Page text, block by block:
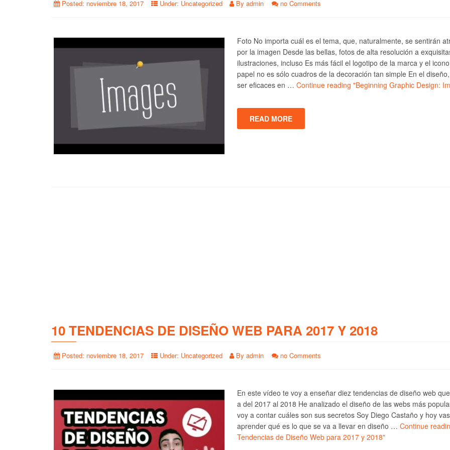
Posted: noviembre 18, 2017 Under: Uncategorized By admin no Comments
Foto No importa cuál es el tema, que, naturalmente, se sentirán
por la imagen Desde las bellas, fotos de alta resolución a
ilustraciones, incluso Es más fácil el logotipo de la marca y el
papel no es sólo cuadros de la decoración tan simple En el
ser eficaces en … Continue reading "Beginning Graphic Design:
READ MORE
10 TENDENCIAS DE DISEÑO WEB PARA 2017 Y 2018
Posted: noviembre 18, 2017 Under: Uncategorized By admin no Comments
En este vídeo te voy a enseñar diez tendencias de diseño web
a del 2017 al 2018 He analizado el diseño de las webs más
voy a contar cuáles son sus secretos Soy Diego Castaño y hoy
aprender qué es lo que se va a llevar en diseño … Continue
Tendencias de Diseño Web para 2017 y 2018"